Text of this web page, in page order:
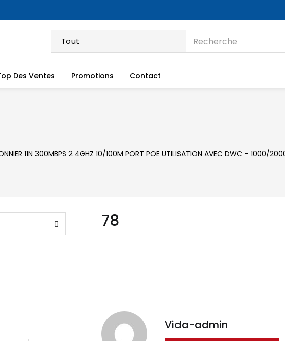
Des Ventes Promotions Contact
11N 300MBPS 2 4GHZ 10/100M PORT POE UTILISATION AVEC DWC -
78
Vida-admin